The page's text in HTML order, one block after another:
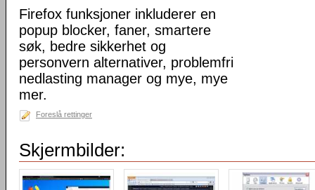
Firefox funksjoner inkluderer en
popup blocker, faner, smartere
søk, bedre sikkerhet og
personvern alternativer, problemfri
nedlasting manager og mye, mye
mer.
Foreslå rettinger
Skjermbilder: